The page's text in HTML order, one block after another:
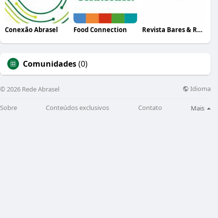
Conexão Abrasel Food Connection Revista Bares & Restaurantes
Comunidades(0)
© 2026 Rede Abrasel Idioma
Sobre Conteúdos exclusivos Contato Mais